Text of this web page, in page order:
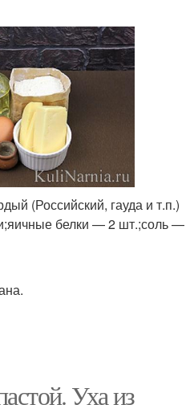
(Российский, гауда и т.п.)
белки — 2 шт.;соль —
Уха из